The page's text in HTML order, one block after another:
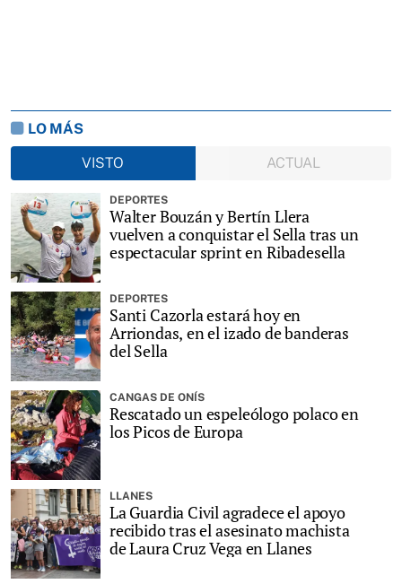
LO MÁS
VISTO
ACTUAL
DEPORTES
Walter Bouzán y Bertín Llera
vuelven a conquistar el Sella tras un
espectacular sprint en Ribadesella
DEPORTES
Santi Cazorla estará hoy en
Arriondas, en el izado de banderas
del Sella
CANGAS DE ONÍS
Rescatado un espeleólogo polaco en
los Picos de Europa
LLANES
La Guardia Civil agradece el apoyo
recibido tras el asesinato machista
de Laura Cruz Vega en Llanes